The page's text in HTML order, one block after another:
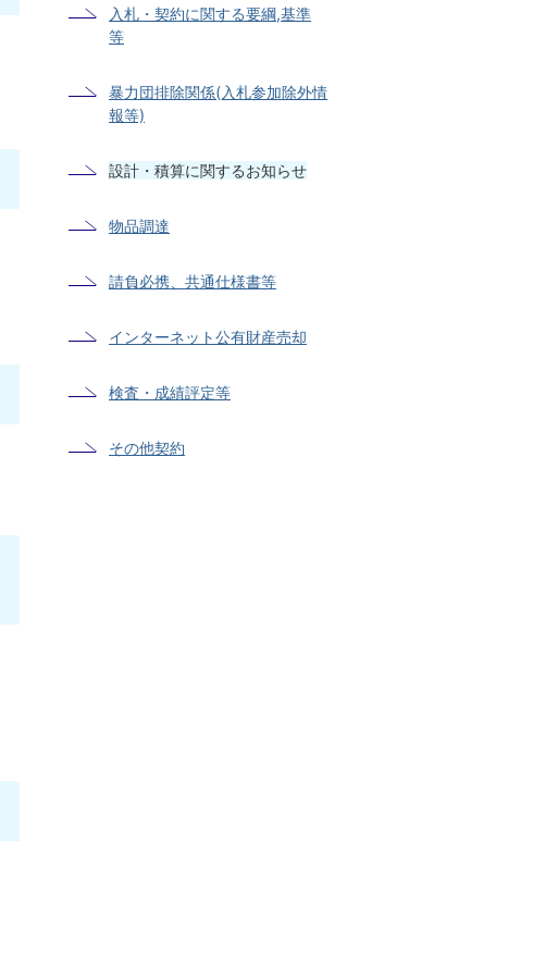
入札・契約に関する要綱,基準
等
暴力団排除関係(入札参加除外情
報等)
設計・積算に関するお知らせ
物品調達
請負必携、共通仕様書等
インターネット公有財産売却
検査・成績評定等
その他契約